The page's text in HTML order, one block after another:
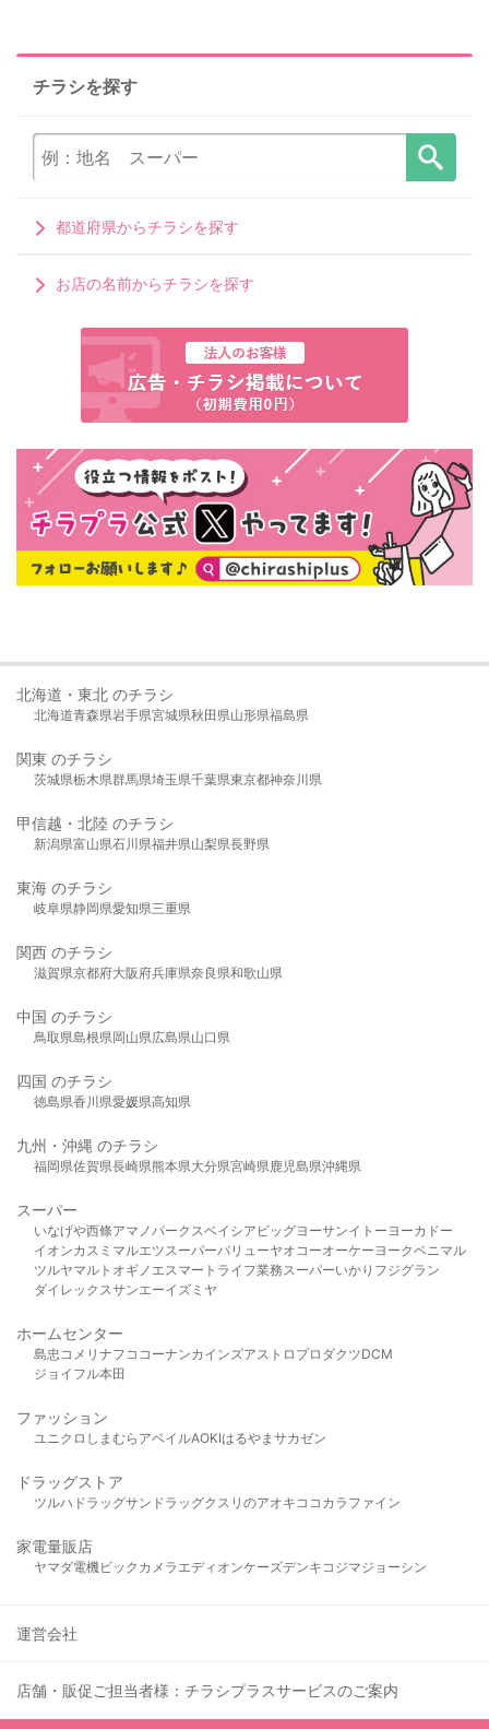
チラシを探す
都道府県からチラシを探す
お店の名前からチラシを探す
北海道・東北 のチラシ
北海道青森県岩手県宮城県秋田県山形県福島県
関東 のチラシ
茨城県栃木県群馬県埼玉県千葉県東京都神奈川県
甲信越・北陸 のチラシ
新潟県富山県石川県福井県山梨県長野県
東海 のチラシ
岐阜県静岡県愛知県三重県
関西 のチラシ
滋賀県京都府大阪府兵庫県奈良県和歌山県
中国 のチラシ
鳥取県島根県岡山県広島県山口県
四国 のチラシ
徳島県香川県愛媛県高知県
九州・沖縄 のチラシ
福岡県佐賀県長崎県熊本県大分県宮崎県鹿児島県沖縄県
スーパー
いなげや西條アマノパークスベイシア ビッグヨーサンイトーヨーカドー
イオンカスミ マルエツスーパーバリューヤオコーオーケー ヨークベニマル
ツルヤマルト オギノ エスマート ライフ業務スーパーいかり フジグラン
ダイレックスサンエーイズミヤ
ホームセンター
島忠 コメリ ナフコ コーナンカインズアストロプロダクツDCM
ジョイフル本田
ファッション
ユニクロ しまむら アベイルAOKIはるやま サカゼン
ドラッグストア
ツルハドラッグサンドラッグクスリのアオキ ココカラファイン
家電量販店
ヤマダ電機ビックカメラ エディオンケーズデンキ コジマジョーシン
運営会社
店舗・販促ご担当者様：チラシプラスサービスのご案内